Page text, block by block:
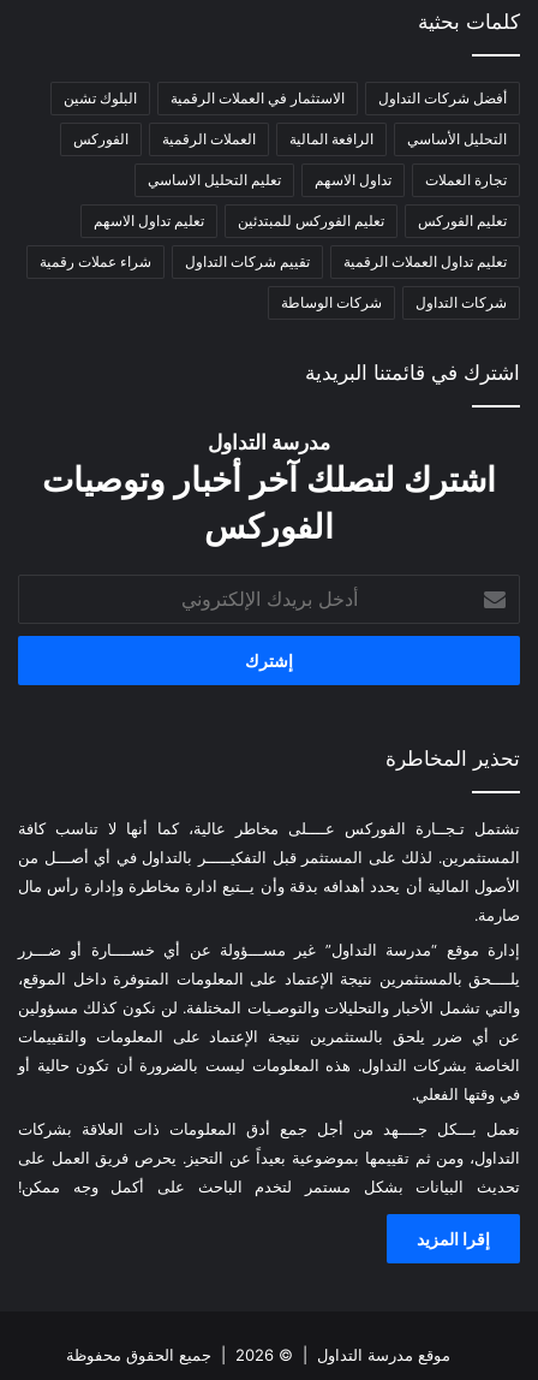
كلمات بحثية
أفضل شركات التداول الاستثمار في العملات الرقمية البلوك تشين
التحليل الأساسي الرافعة المالية العملات الرقمية الفوركس
تجارة العملات تداول الاسهم تعليم التحليل الاساسي
تعليم الفوركس تعليم الفوركس للمبتدئين تعليم تداول الاسهم
تعليم تداول العملات الرقمية تقييم شركات التداول شراء عملات رقمية
شركات التداول شركات الوساطة
اشترك في قائمتنا البريدية
مدرسة التداول
اشترك لتصلك آخر أخبار وتوصيات
الفوركس
بريدك
الإلكتروني
تحذير المخاطرة
تشتمل تـجــارة الفوركس عــــلى مخاطر عالية، كما أنها لا تناسب كافة
المستثمرين. لذلك على المستثمر قبل التفكيـــــر بالتداول في أي أصـــل من
الأصول المالية أن يحدد أهدافه بدقة وأن يــتبع ادارة مخاطرة وإدارة رأس مال
صارمة.
إدارة موقع “مدرسة التداول” غير مســـؤولة عن أي خســــارة أو ضـــرر
يلــــحق بالمستثمرين نتيجة الإعتماد على المعلومات المتوفرة داخل الموقع،
والتي تشمل الأخبار والتحليلات والتوصـيات المختلفة. لن نكون كذلك مسؤولين
عن أي ضرر يلحق بالستثمرين نتيجة الإعتماد على المعلومات والتقييمات
الخاصة بشركات التداول. هذه المعلومات ليست بالضرورة أن تكون حالية أو
في وقتها الفعلي.
نعمل بـــكل جــــهد من أجل جمع أدق المعلومات ذات العلاقة بشركات
التداول، ومن ثم تقييمها بموضوعية بعيداً عن التحيز. يحرص فريق العمل على
تحديث البيانات بشكل مستمر لتخدم الباحث على أكمل وجه ممكن!
إقرا المزيد
موقع مدرسة التداول | © 2026 | جميع الحقوق محفوظة